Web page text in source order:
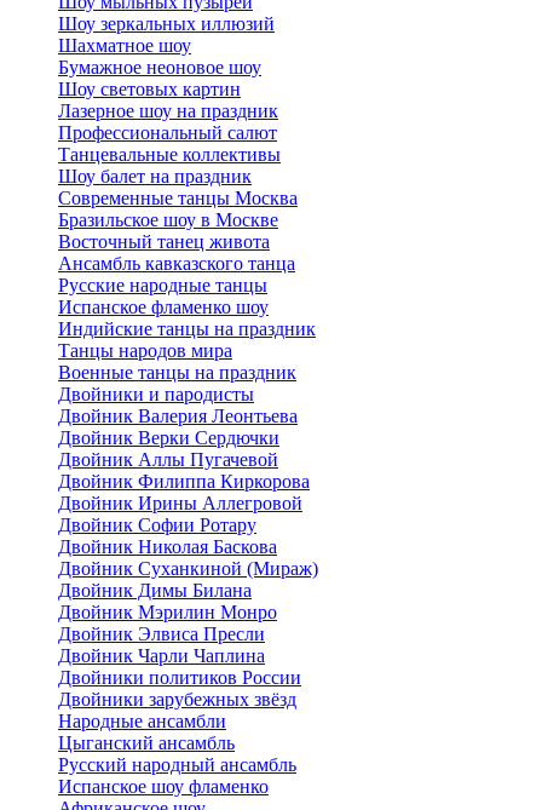
Шоу зеркальных иллюзий
Шахматное шоу
Бумажное неоновое шоу
Шоу световых картин
Лазерное шоу на праздник
Профессиональный салют
Танцевальные коллективы
Шоу балет на праздник
Современные танцы Москва
Бразильское шоу в Москве
Восточный танец живота
Ансамбль кавказского танца
Русские народные танцы
Испанское фламенко шоу
Индийские танцы на праздник
Танцы народов мира
Военные танцы на праздник
Двойники и пародисты
Двойник Валерия Леонтьева
Двойник Верки Сердючки
Двойник Аллы Пугачевой
Двойник Филиппа Киркорова
Двойник Ирины Аллегровой
Двойник Софии Ротару
Двойник Николая Баскова
Двойник Суханкиной (Мираж)
Двойник Димы Билана
Двойник Мэрилин Монро
Двойник Элвиса Пресли
Двойник Чарли Чаплина
Двойники политиков России
Двойники зарубежных звёзд
Народные ансамбли
Цыганский ансамбль
Русский народный ансамбль
Испанское шоу фламенко